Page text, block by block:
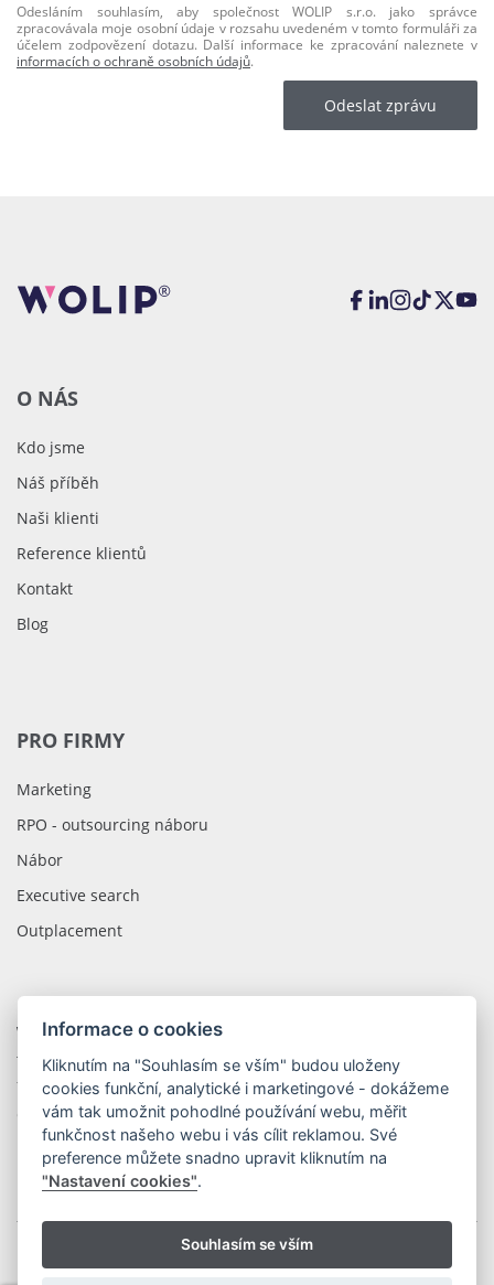
Odesláním souhlasím, aby společnost WOLIP s.r.o. jako správce
zpracovávala moje osobní údaje v rozsahu uvedeném v tomto formuláři za
účelem zodpovězení dotazu. Další informace ke zpracování naleznete v
informacích o ochraně osobních údajů.
Odeslat zprávu
O NÁS
Kdo jsme
Náš příběh
Naši klienti
Reference klientů
Kontakt
Blog
PRO FIRMY
Marketing
RPO - outsourcing náboru
Nábor
Executive search
Outplacement
WOLIP CZECH REPUBLIC
tř. Kosmonautů 1288/1
779 00 Olomouc
Česká Republika
Copyright © 2026 WOLIP s.r.o.| Ochrana osobních údajů
Informace o cookies
Kliknutím na "Souhlasím se vším" budou uloženy
cookies funkční, analytické i marketingové - dokážeme
vám tak umožnit pohodlné používání webu, měřit
funkčnost našeho webu i vás cílit reklamou. Své
preference můžete snadno upravit kliknutím na
"Nastavení cookies".
Souhlasím se vším